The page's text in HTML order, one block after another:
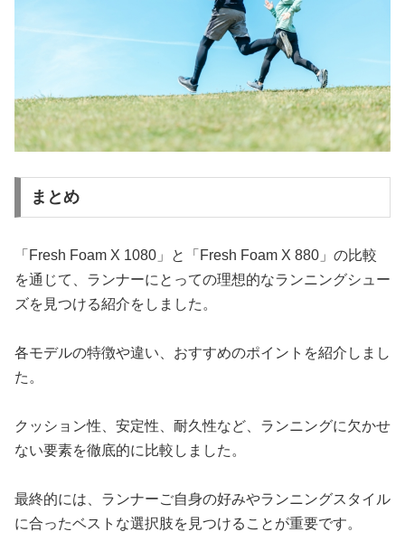
まとめ
「Fresh Foam X 1080」と「Fresh Foam X 880」の比較
を通じて、ランナーにとっての理想的なランニングシュー
ズを見つける紹介をしました。
各モデルの特徴や違い、おすすめのポイントを紹介しまし
た。
クッション性、安定性、耐久性など、ランニングに欠かせ
ない要素を徹底的に比較しました。
最終的には、ランナーご自身の好みやランニングスタイル
に合ったベストな選択肢を見つけることが重要です。